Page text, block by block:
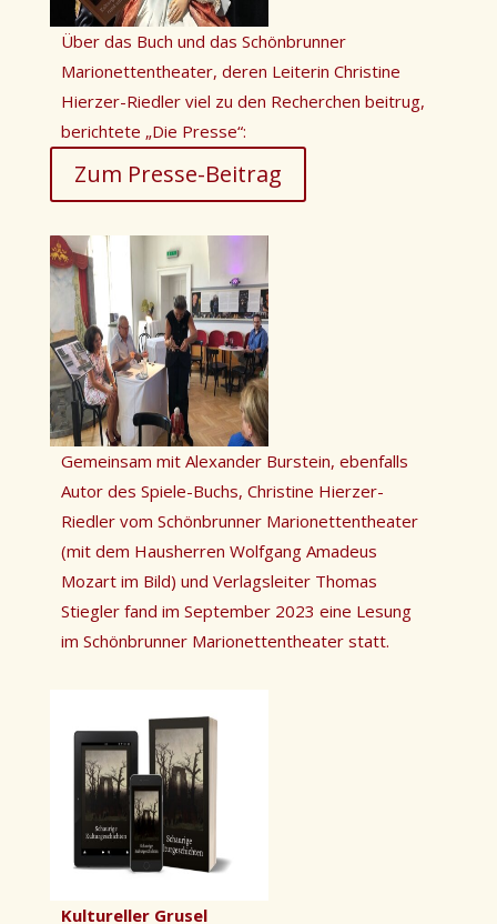
Über das Buch und das Schönbrunner
Marionettentheater, deren Leiterin Christine
Hierzer-Riedler viel zu den Recherchen beitrug,
berichtete „Die Presse“:
Zum Presse-Beitrag
Gemeinsam mit Alexander Burstein, ebenfalls
Autor des Spiele-Buchs, Christine Hierzer-
Riedler vom Schönbrunner Marionettentheater
(mit dem Hausherren Wolfgang Amadeus
Mozart im Bild) und Verlagsleiter Thomas
Stiegler fand im September 2023 eine Lesung
im Schönbrunner Marionettentheater statt.
Kultureller Grusel